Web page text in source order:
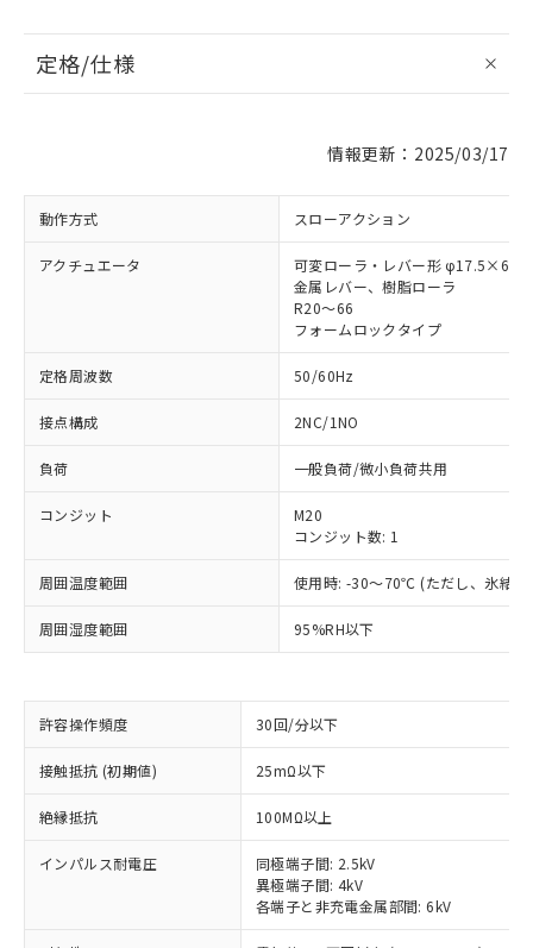
定格/仕様
情報更新：2025/03/17
動作方式 スローアクション
アクチュエータ
可変ローラ・レバー形 φ17.5×6.8
金属レバー、樹脂ローラ
R20～66
フォームロックタイプ
定格周波数 50/60Hz
接点構成 2NC/1NO
負荷 一般負荷/微小負荷共用
コンジット
M20
コンジット数: 1
周囲温度範囲 使用時: -30～70℃ (ただし、氷結し
周囲湿度範囲 95%RH以下
許容操作頻度 30回/分以下
接触抵抗 (初期値) 25mΩ以下
絶縁抵抗 100MΩ以上
インパルス耐電圧
同極端子間: 2.5kV
異極端子間: 4kV
各端子と非充電金属部間: 6kV
※1 対応状況
対応済み：EU RoHS指令（10物質）の
非含有に対応した製品が提供可能な商品で
対応予定：EU RoHS指令（10物質）の非含
有に対応した製品に切り替える予定のある